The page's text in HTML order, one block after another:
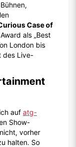
Case of
als „Best
London bis
des Live-
auf atg-
Show-
vorher
halten. So